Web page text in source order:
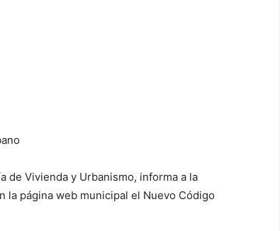
de Vivienda y Urbanismo, informa a la
la página web municipal el Nuevo Código